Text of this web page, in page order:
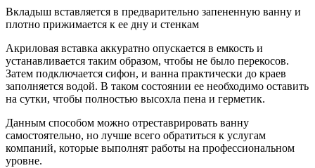
Вкладыш вставляется в предварительно запененную ванну и
плотно прижимается к ее дну и стенкам
Акриловая вставка аккуратно опускается в емкость и
устанавливается таким образом, чтобы не было перекосов.
Затем подключается сифон, и ванна практически до краев
заполняется водой. В таком состоянии ее необходимо оставить
на сутки, чтобы полностью высохла пена и герметик.
Данным способом можно отреставрировать ванну
самостоятельно, но лучше всего обратиться к услугам
компаний, которые выполнят работы на профессиональном
уровне.